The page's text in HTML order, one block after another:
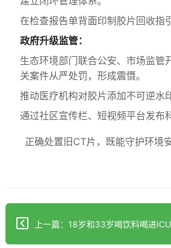
在检查报告单背面印制胶片回收指
政府升级监管：
生态环境部门联合公安、市场监管
关案件从严处罚，形成震慑。
推动医疗机构对胶片添加不可逆水
通过社区宣传栏、短视频平台发布
正确处置旧CT片，既能守护环境